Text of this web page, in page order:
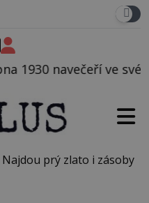
restauraci,
prý zlato i zásoby